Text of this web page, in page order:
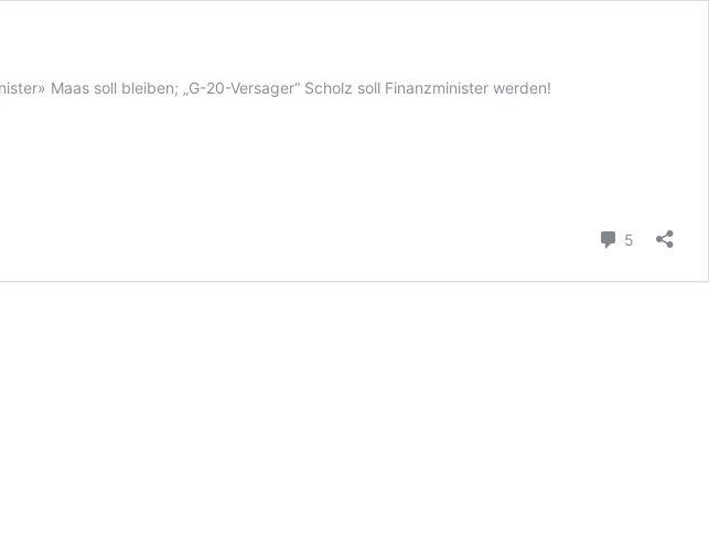
Maas soll bleiben; „G-20-Versager“ Scholz soll Finanzminister werden!
5